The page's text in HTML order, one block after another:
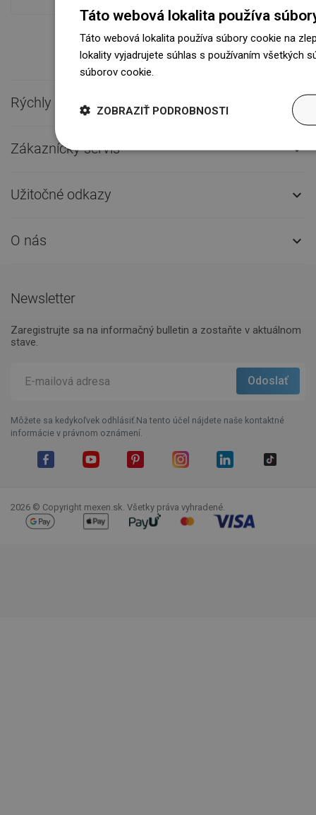
Rýchly kontakt 
Zákaznícky servis 
Užitočné odkazy 
O nás 
Newsletter
Zaregistrujte sa na informačný bulletin a zostaňte v aktuálnom
stave.
Môžete sa kedykoľvek odhlásiť.Na tento účel nájdete naše kontaktné
informácie v právnom oznámení.
2026 © Copyright mexen.sk. Všetky práva vyhradené.
Táto webová lokalita používa
Táto webová lokalita používa súbory cookie na
lokality vyjadrujete súhlas s používaním všetkých
súborov cookie.
ZOBRAZIŤ PODROBNOSTI